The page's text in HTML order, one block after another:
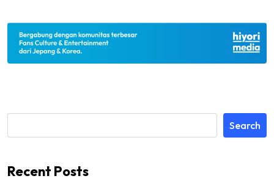
Search
Recent Posts